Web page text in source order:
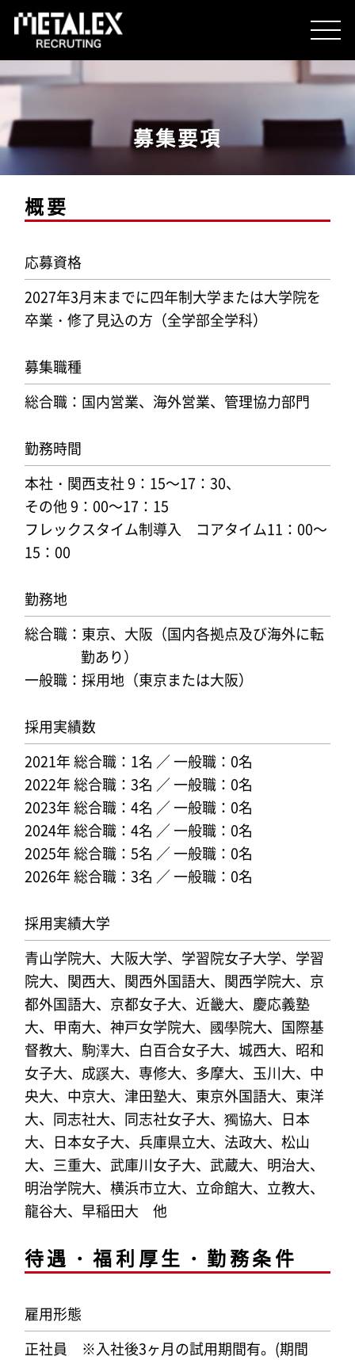
METALEXを知る
人を知る
想いを知る
企業情報
採用情報
ENTRY
募集要項
概要
応募資格
2027年3月末までに四年制大学または大学院を
卒業・修了見込の方（全学部全学科）
募集職種
総合職：国内営業、海外営業、管理協力部門
勤務時間
本社・関西支社 9：15～17：30、
その他 9：00～17：15
フレックスタイム制導入 コアタイム11：00～
15：00
勤務地
総合職：東京、大阪（国内各拠点及び海外に転
勤あり）
一般職：採用地（東京または大阪）
採用実績数
2021年 総合職：1名 ／ 一般職：0名
2022年 総合職：3名 ／ 一般職：0名
2023年 総合職：4名 ／ 一般職：0名
2024年 総合職：4名 ／ 一般職：0名
2025年 総合職：5名 ／ 一般職：0名
2026年 総合職：3名 ／ 一般職：0名
採用実績大学
青山学院大、大阪大学、学習院女子大学、学習
院大、関西大、関西外国語大、関西学院大、京
都外国語大、京都女子大、近畿大、慶応義塾
大、甲南大、神戸女学院大、國學院大、国際基
督教大、駒澤大、白百合女子大、城西大、昭和
女子大、成蹊大、専修大、多摩大、玉川大、中
央大、中京大、津田塾大、東京外国語大、東洋
大、同志社大、同志社女子大、獨協大、日本
大、日本女子大、兵庫県立大、法政大、松山
大、三重大、武庫川女子大、武蔵大、明治大、
明治学院大、横浜市立大、立命館大、立教大、
龍谷大、早稲田大 他
待遇・福利厚生・勤務条件
雇用形態
正社員 ※入社後3ヶ月の試用期間有。(期間